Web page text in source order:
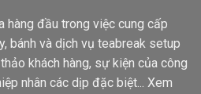
hàng đầu trong việc cung cấp
bánh và dịch vụ teabreak setup
khách hàng, sự kiện của công
nhân các dịp đặc biệt... Xem